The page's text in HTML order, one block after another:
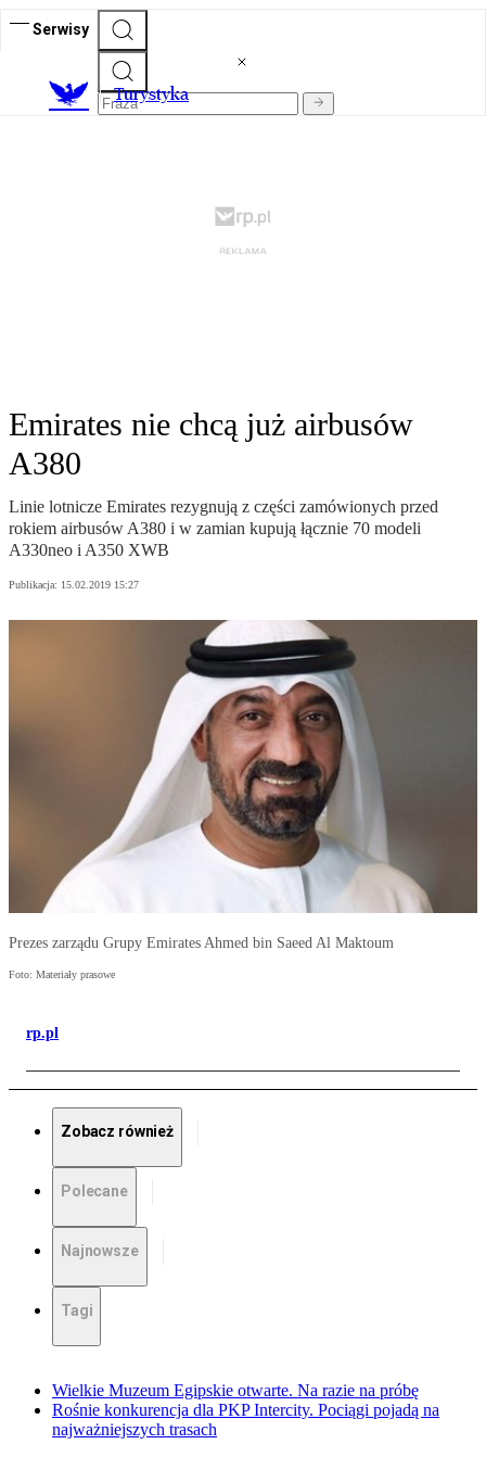
Serwisy
Turystyka
Emirates nie chcą już airbusów
A380
Linie lotnicze Emirates rezygnują z części zamówionych przed
rokiem airbusów A380 i w zamian kupują łącznie 70 modeli
A330neo i A350 XWB
Publikacja: 15.02.2019 15:27
Prezes zarządu Grupy Emirates Ahmed bin Saeed Al Maktoum
Foto: Materiały prasowe
rp.pl
Zobacz również
Polecane
Najnowsze
Tagi
Wielkie Muzeum Egipskie otwarte. Na razie na próbę
Rośnie konkurencja dla PKP Intercity. Pociągi pojadą na
najważniejszych trasach